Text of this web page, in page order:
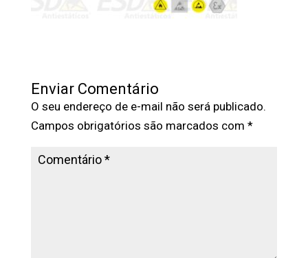
Enviar Comentário
O seu endereço de e-mail não será publicado.
Campos obrigatórios são marcados com *